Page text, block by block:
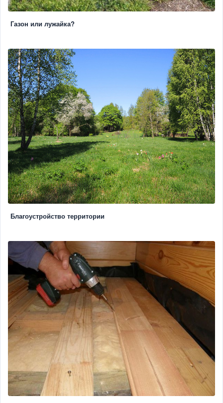
Газон или лужайка?
Благоустройство территории